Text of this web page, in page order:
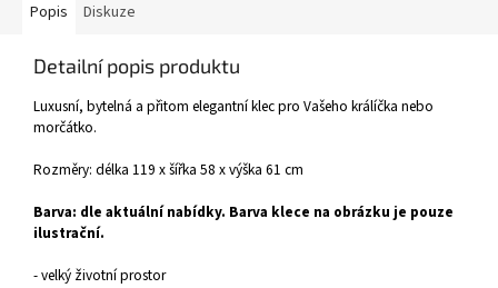
Popis Diskuze
Detailní popis produktu
Luxusní, bytelná a přitom elegantní klec pro Vašeho králíčka nebo
morčátko.
Rozměry: délka 119 x šířka 58 x výška 61 cm
Barva: dle aktuální nabídky. Barva klece na obrázku je pouze
ilustrační.
- velký životní prostor